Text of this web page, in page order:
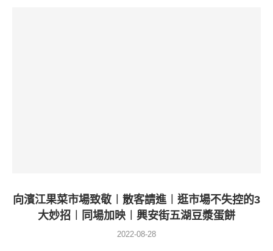
向濱江果菜市場致敬︱散客請進︱逛市場不失控的3
大妙招︱同場加映︱興安街五湖豆漿蛋餅
2022-08-28